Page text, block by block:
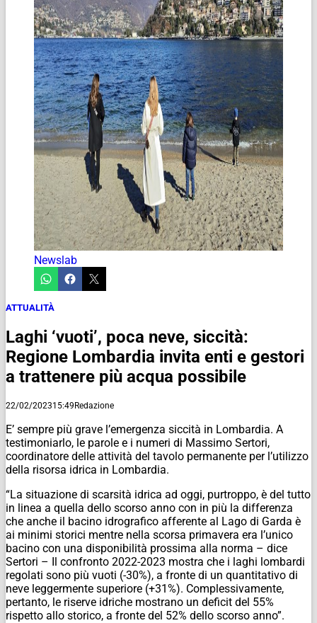
Newslab
ATTUALITÀ
Laghi ‘vuoti’, poca neve, siccità:
Regione Lombardia invita enti e gestori
a trattenere più acqua possibile
22/02/202315:49Redazione
E’ sempre più grave l’emergenza siccità in Lombardia. A
testimoniarlo, le parole e i numeri di Massimo Sertori,
coordinatore delle attività del tavolo permanente per l’utilizzo
della risorsa idrica in Lombardia.
“La situazione di scarsità idrica ad oggi, purtroppo, è del tutto
in linea a quella dello scorso anno con in più la differenza
che anche il bacino idrografico afferente al Lago di Garda è
ai minimi storici mentre nella scorsa primavera era l’unico
bacino con una disponibilità prossima alla norma – dice
Sertori – Il confronto 2022-2023 mostra che i laghi lombardi
regolati sono più vuoti (-30%), a fronte di un quantitativo di
neve leggermente superiore (+31%). Complessivamente,
pertanto, le riserve idriche mostrano un deficit del 55%
rispetto allo storico, a fronte del 52% dello scorso anno”.